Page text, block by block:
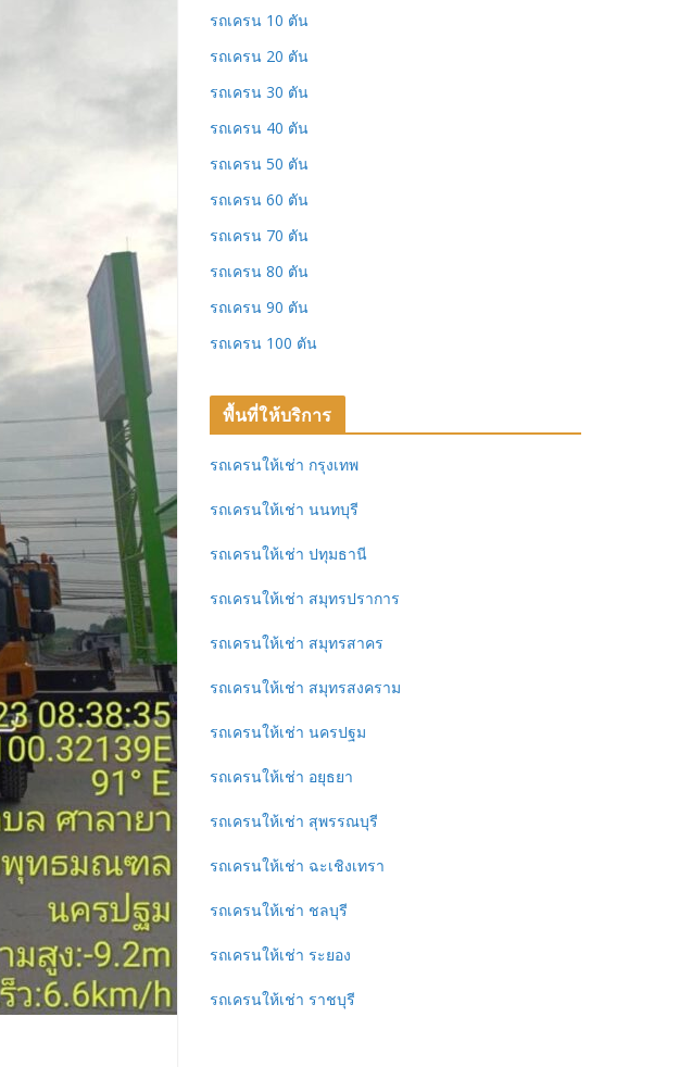
รถเครน 10 ตัน
รถเครน 20 ตัน
รถเครน 30 ตัน
รถเครน 40 ตัน
รถเครน 50 ตัน
รถเครน 60 ตัน
รถเครน 70 ตัน
รถเครน 80 ตัน
รถเครน 90 ตัน
รถเครน 100 ตัน
พื้นที่ให้บริการ
รถเครนให้เช่า กรุงเทพ
รถเครนให้เช่า นนทบุรี
รถเครนให้เช่า ปทุมธานี
รถเครนให้เช่า สมุทรปราการ
รถเครนให้เช่า สมุทรสาคร
รถเครนให้เช่า สมุทรสงคราม
รถเครนให้เช่า นครปฐม
รถเครนให้เช่า อยุธยา
รถเครนให้เช่า สุพรรณบุรี
รถเครนให้เช่า ฉะเชิงเทรา
รถเครนให้เช่า ชลบุรี
รถเครนให้เช่า ระยอง
รถเครนให้เช่า ราชบุรี